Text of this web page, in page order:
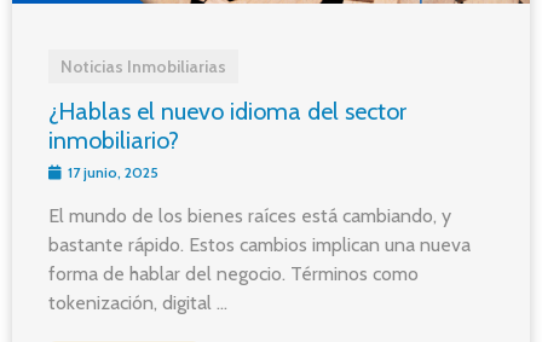
Noticias Inmobiliarias
¿Hablas el nuevo idioma del sector
inmobiliario?
17 junio, 2025
El mundo de los bienes raíces está cambiando, y
bastante rápido. Estos cambios implican una nueva
forma de hablar del negocio. Términos como
tokenización, digital ...